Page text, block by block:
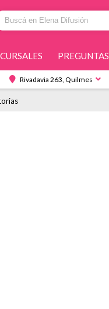
PREGUNTAS
Rivadavia 263, Quilmes